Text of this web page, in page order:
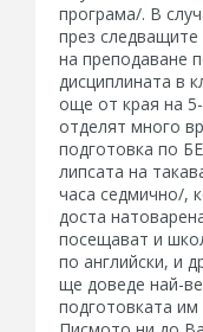
програма/. В
през следващите
на преподаване
дисциплината в
още от края на
отделят много
подготовка по
липсата на
часа седмично/,
доста
посещават и
по английски, и
ще доведе най-
подготовката